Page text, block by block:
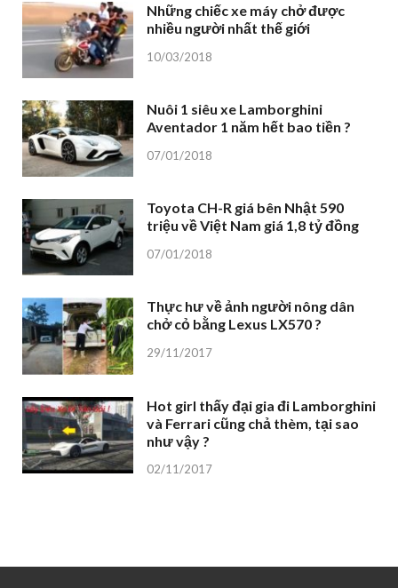
Những chiếc xe máy chở được
nhiều người nhất thế giới
10/03/2018
Nuôi 1 siêu xe Lamborghini
Aventador 1 năm hết bao tiền ?
07/01/2018
Toyota CH-R giá bên Nhật 590
triệu về Việt Nam giá 1,8 tỷ đồng
07/01/2018
Thực hư về ảnh người nông dân
chở cỏ bằng Lexus LX570 ?
29/11/2017
Hot girl thấy đại gia đi Lamborghini
và Ferrari cũng chả thèm, tại sao
như vậy ?
02/11/2017